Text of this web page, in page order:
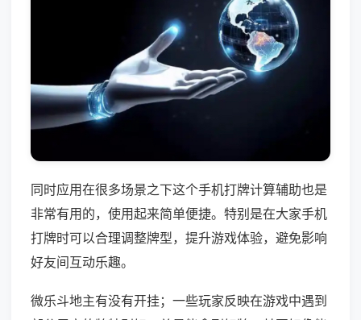
同时应用在很多场景之下这个手机打牌计算辅助也是
非常有用的，使用起来简单便捷。特别是在大家手机
打牌时可以合理调整牌型，提升游戏体验，避免影响
好友间互动乐趣。
微乐斗地主有没有开挂；一些玩家反映在游戏中遇到